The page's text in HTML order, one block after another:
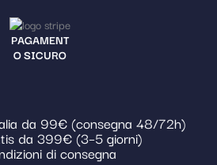
PAGAMENT
O SICURO
da 99€ (consegna 48/72h)
da 399€ (3–5 giorni)
di consegna